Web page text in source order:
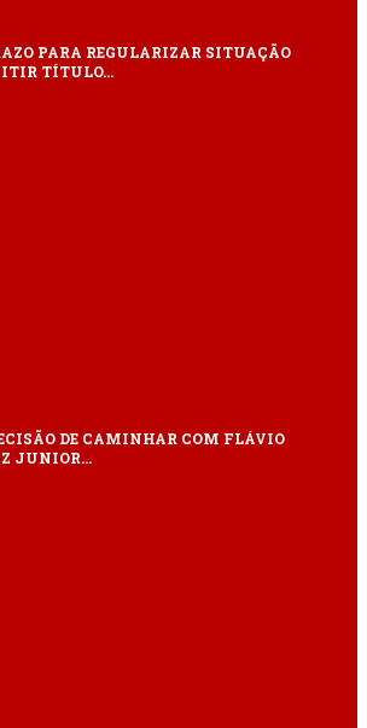
PARA REGULARIZAR SITUAÇÃO
TÍTULO…
DE CAMINHAR COM FLÁVIO
JUNIOR…